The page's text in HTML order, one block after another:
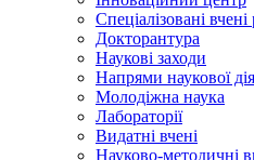
Спеціалізовані вчені
Докторантура
Наукові заходи
Напрями наукової
Молодіжна наука
Лабораторії
Видатні вчені
Науково-методичні